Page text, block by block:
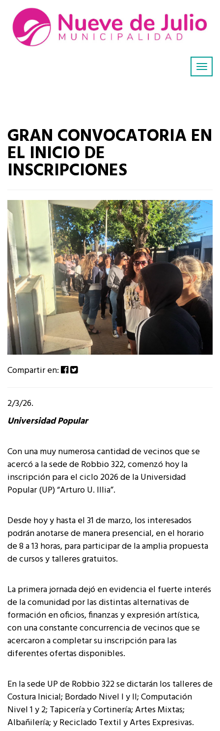
GRAN CONVOCATORIA EN
EL INICIO DE
INSCRIPCIONES
Compartir en:
2/3/26.
Universidad Popular
Con una muy numerosa cantidad de vecinos que se
acercó a la sede de Robbio 322, comenzó hoy la
inscripción para el ciclo 2026 de la Universidad
Popular (UP) “Arturo U. Illia”.
Desde hoy y hasta el 31 de marzo, los interesados
podrán anotarse de manera presencial, en el horario
de 8 a 13 horas, para participar de la amplia propuesta
de cursos y talleres gratuitos.
La primera jornada dejó en evidencia el fuerte interés
de la comunidad por las distintas alternativas de
formación en oficios, finanzas y expresión artística,
con una constante concurrencia de vecinos que se
acercaron a completar su inscripción para las
diferentes ofertas disponibles.
En la sede UP de Robbio 322 se dictarán los talleres de
Costura Inicial; Bordado Nivel I y II; Computación
Nivel 1 y 2; Tapicería y Cortinería; Artes Mixtas;
Albañilería; y Reciclado Textil y Artes Expresivas.